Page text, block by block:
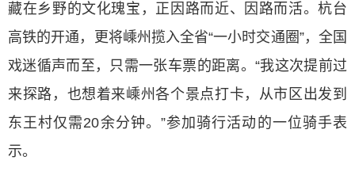
藏在乡野的文化瑰宝，正因路而近、因路而活。杭台
高铁的开通，更将嵊州揽入全省“一小时交通圈”，全国
戏迷循声而至，只需一张车票的距离。“我这次提前过
来探路，也想着来嵊州各个景点打卡，从市区出发到
东王村仅需20余分钟。”参加骑行活动的一位骑手表
示。